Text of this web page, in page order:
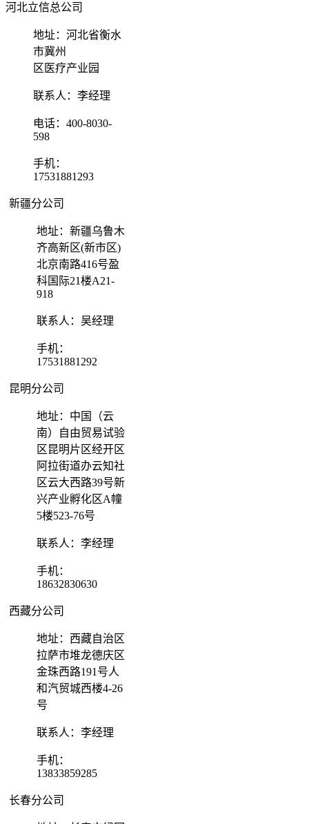
河北立信总公司
地址：河北省衡水
市冀州
区医疗产业园
联系人：李经理
电话：400-8030-
598
手机：
17531881293
新疆分公司
地址：新疆乌鲁木
齐高新区(新市区)
北京南路416号盈
科国际21楼A21-
918
联系人：吴经理
手机：
17531881292
昆明分公司
地址：中国（云
南）自由贸易试验
区昆明片区经开区
阿拉街道办云知社
区云大西路39号新
兴产业孵化区A幢
5楼523-76号
联系人：李经理
手机：
18632830630
西藏分公司
地址：西藏自治区
拉萨市堆龙德庆区
金珠西路191号人
和汽贸城西楼4-26
号
联系人：李经理
手机：
13833859285
长春分公司